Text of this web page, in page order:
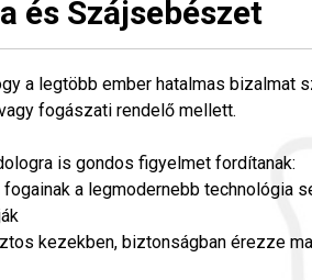
és Szájsebészet
a legtöbb ember hatalmas bizalmat
fogászati rendelő mellett.
is gondos figyelmet fordítanak:
fogainak a legmodernebb technológia
kezekben, biztonságban érezze